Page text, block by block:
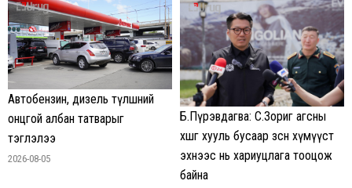
Автобензин, дизель түлшний
онцгой албан татварыг
тэглэлээ
2026-08-05
Б.Пүрэвдагва: С.Зориг агсны
хөшөөг хууль бусаар зөөсөн хүмүүст
эхнээс нь хариуцлага тооцож
байна